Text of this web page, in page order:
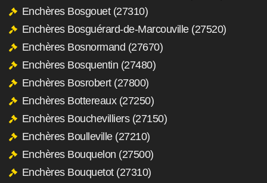
Enchères Bosgouet (27310)
Enchères Bosguérard-de-Marcouville (27520)
Enchères Bosnormand (27670)
Enchères Bosquentin (27480)
Enchères Bosrobert (27800)
Enchères Bottereaux (27250)
Enchères Bouchevilliers (27150)
Enchères Boulleville (27210)
Enchères Bouquelon (27500)
Enchères Bouquetot (27310)